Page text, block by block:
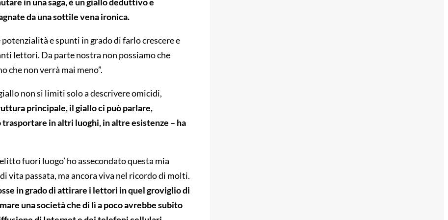
da una sottile vena ironica.
e spunti in grado di farlo crescere e
lettori. Da parte nostra non possiamo che
che non verrà mai meno”.
non si limiti solo a descrivere omicidi,
principale, il giallo ci può parlare,
in altri luoghi, in altre esistenze – ha
fuori luogo’ ho assecondato questa mia
vita passata, ma ancora viva nel ricordo di molti.
in grado di attirare i lettori in quel groviglio di
una società che di lì a poco avrebbe subito